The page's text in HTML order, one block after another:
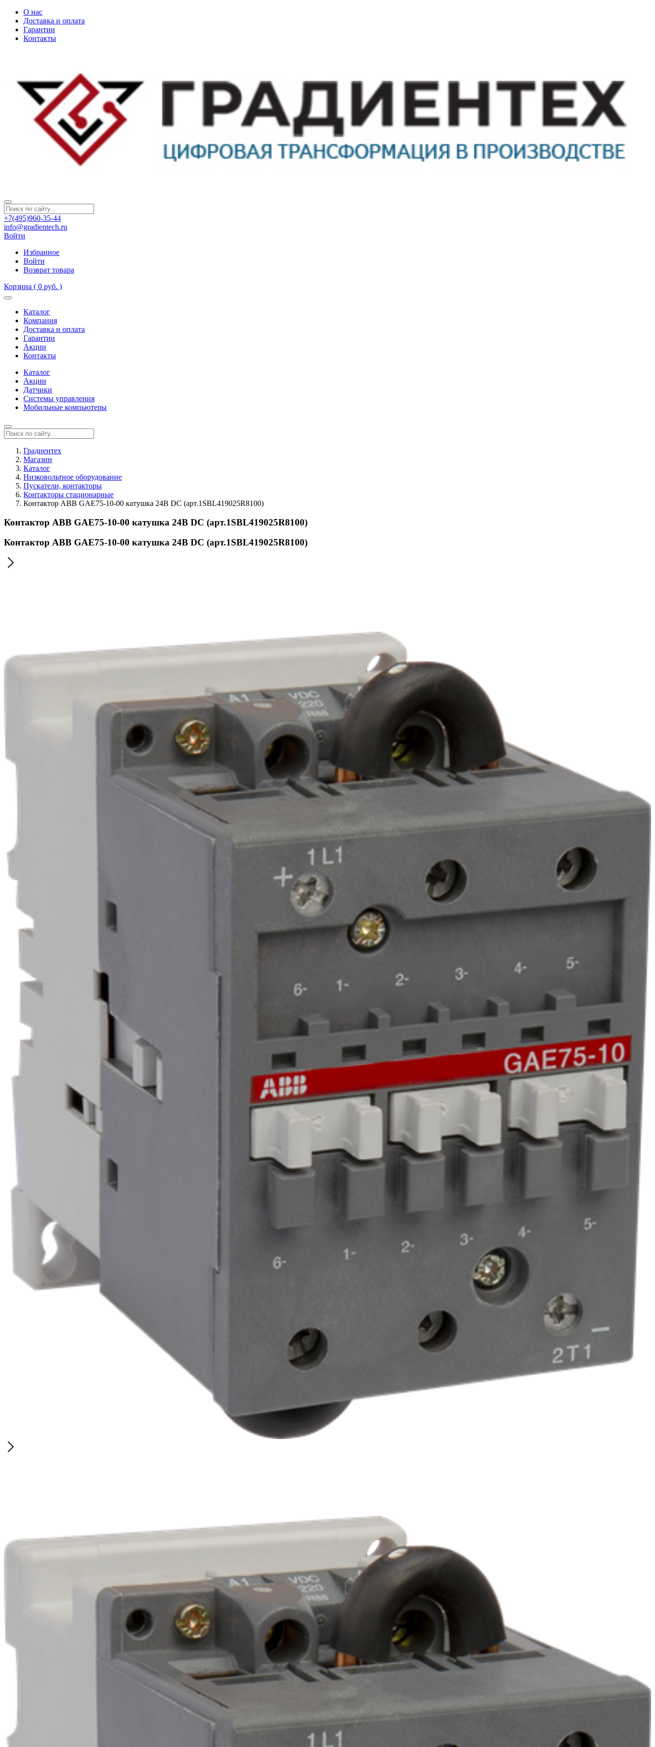
О нас
Доставка и оплата
Гарантии
Контакты
+7(495)960-35-44
info@gradientech.ru
Войти
Избранное
Войти
Возврат товара
Корзина ( 0 руб. )
Каталог
Компания
Доставка и оплата
Гарантии
Акции
Контакты
Каталог
Акции
Датчики
Системы управления
Мобильные компьютеры
Градиентех
Магазин
Каталог
Низковольтное оборудование
Пускатели, контакторы
Контакторы стационарные
Контактор ABB GAE75-10-00 катушка 24В DC (арт.1SBL419025R8100)
Контактор ABB GAE75-10-00 катушка 24В DC (арт.1SBL419025R8100)
Контактор ABB GAE75-10-00 катушка 24В DC (арт.1SBL419025R8100)